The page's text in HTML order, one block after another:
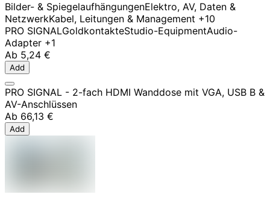
Bilder- & SpiegelaufhängungenElektro, AV, Daten &
NetzwerkKabel, Leitungen & Management +10
PRO SIGNALGoldkontakteStudio-EquipmentAudio-
Adapter +1
Ab 5,24 €
Add
PRO SIGNAL - 2-fach HDMI Wanddose mit VGA, USB B &
AV-Anschlüssen
Ab 66,13 €
Add